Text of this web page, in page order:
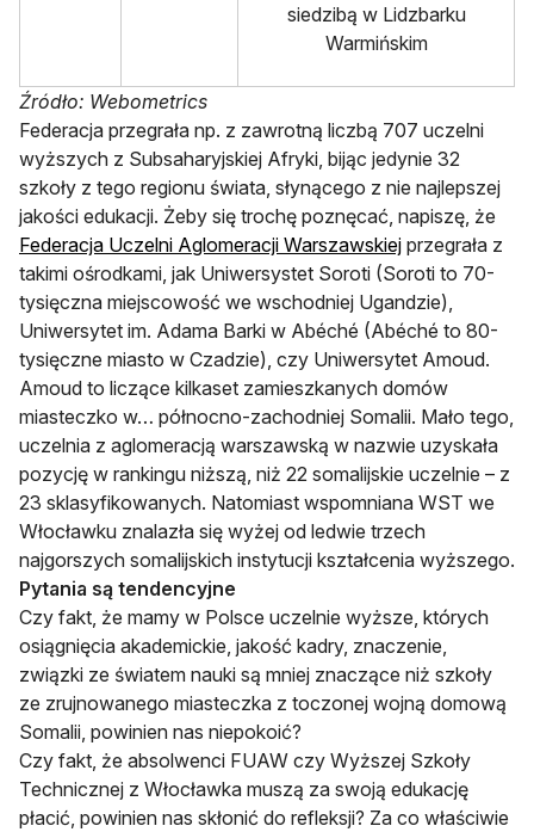
siedzibą w Lidzbarku
Warmińskim
Źródło: Webometrics
Federacja przegrała np. z zawrotną liczbą 707 uczelni
wyższych z Subsaharyjskiej Afryki, bijąc jedynie 32
szkoły z tego regionu świata, słynącego z nie najlepszej
jakości edukacji. Żeby się trochę poznęcać, napiszę, że
Federacja Uczelni Aglomeracji Warszawskiej przegrała z
takimi ośrodkami, jak Uniwersystet Soroti (Soroti to 70-
tysięczna miejscowość we wschodniej Ugandzie),
Uniwersytet im. Adama Barki w Abéché (Abéché to 80-
tysięczne miasto w Czadzie), czy Uniwersytet Amoud.
Amoud to liczące kilkaset zamieszkanych domów
miasteczko w… północno-zachodniej Somalii. Mało tego,
uczelnia z aglomeracją warszawską w nazwie uzyskała
pozycję w rankingu niższą, niż 22 somalijskie uczelnie – z
23 sklasyfikowanych. Natomiast wspomniana WST we
Włocławku znalazła się wyżej od ledwie trzech
najgorszych somalijskich instytucji kształcenia wyższego.
Pytania są tendencyjne
Czy fakt, że mamy w Polsce uczelnie wyższe, których
osiągnięcia akademickie, jakość kadry, znaczenie,
związki ze światem nauki są mniej znaczące niż szkoły
ze zrujnowanego miasteczka z toczonej wojną domową
Somalii, powinien nas niepokoić?
Czy fakt, że absolwenci FUAW czy Wyższej Szkoły
Technicznej z Włocławka muszą za swoją edukację
płacić, powinien nas skłonić do refleksji? Za co właściwie